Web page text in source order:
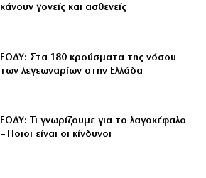
κάνουν γονείς και ασθενείς
ΕΟΔΥ: Στα 180 κρούσματα της νόσου
των λεγεωναρίων στην Ελλάδα
ΕΟΔΥ: Τι γνωρίζουμε για το λαγοκέφαλο
– Ποιοι είναι οι κίνδυνοι